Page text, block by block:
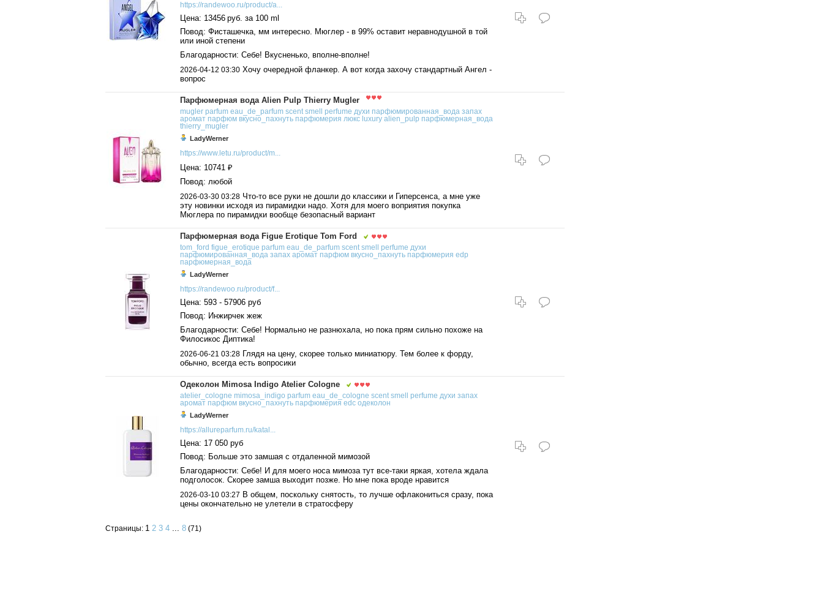
https://randewoo.ru/product/a...
Цена: 13456 руб. за 100 ml
Повод: Фисташечка, мм интересно. Мюглер - в 99% оставит неравнодушной в той
или иной степени
Благодарности: Себе! Вкусненько, вполне-вполне!
2026-04-12 03:30 Хочу очередной фланкер. А вот когда захочу стандартный Ангел -
вопрос
Парфюмерная вода Alien Pulp Thierry Mugler
mugler parfum eau_de_parfum scent smell perfume духи парфюмированная_вода запах
аромат парфюм вкусно_пахнуть парфюмерия люкс luxury alien_pulp парфюмерная_вода
thierry_mugler
LadyWerner
https://www.letu.ru/product/m...
Цена: 10741 ₽
Повод: любой
2026-03-30 03:28 Что-то все руки не дошли до классики и Гиперсенса, а мне уже
эту новинки исходя из пирамидки надо. Хотя для моего воприятия покупка
Мюглера по пирамидки вообще безопасный вариант
Парфюмерная вода Figue Erotique Tom Ford
tom_ford figue_erotique parfum eau_de_parfum scent smell perfume духи
парфюмированная_вода запах аромат парфюм вкусно_пахнуть парфюмерия edp
парфюмерная_вода
LadyWerner
https://randewoo.ru/product/f...
Цена: 593 - 57906 руб
Повод: Инжирчек жеж
Благодарности: Себе! Нормально не разнюхала, но пока прям сильно похоже на
Филосикос Диптика!
2026-06-21 03:28 Глядя на цену, скорее только миниатюру. Тем более к форду,
обычно, всегда есть вопросики
Одеколон Mimosa Indigo Atelier Cologne
atelier_cologne mimosa_indigo parfum eau_de_cologne scent smell perfume духи запах
аромат парфюм вкусно_пахнуть парфюмерия edc одеколон
LadyWerner
https://allureparfum.ru/katal...
Цена: 17 050 руб
Повод: Больше это замшая с отдаленной мимозой
Благодарности: Себе! И для моего носа мимоза тут все-таки яркая, хотела ждала
подголосок. Скорее замша выходит позже. Но мне пока вроде нравится
2026-03-10 03:27 В общем, поскольку снятость, то лучше офлакониться сразу, пока
цены окончательно не улетели в стратосферу
Страницы: 1 2 3 4 ... 8 (71)